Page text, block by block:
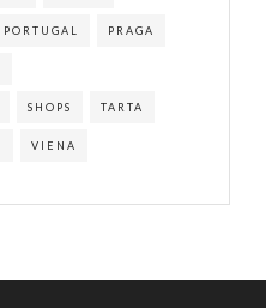
PORTUGAL PRAGA
SHOPS TARTA
VIENA